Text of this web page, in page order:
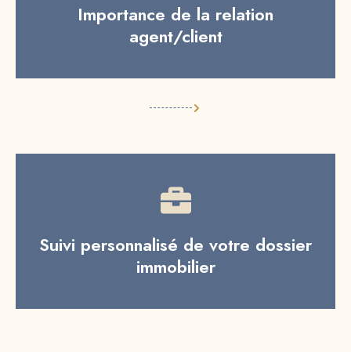
Importance de la relation
agent/client
Suivi personnalisé de votre dossier
immobilier